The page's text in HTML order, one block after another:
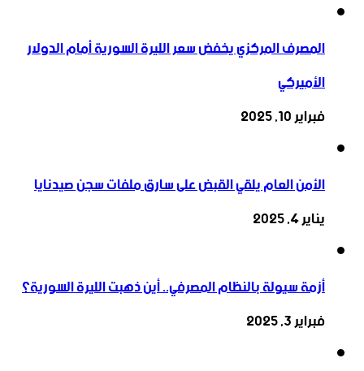
المصرف المركزي يخفض سعر الليرة السورية أمام الدولار
الأميركي
فبراير 10, 2025
الأمن العام يلقي القبض على سارق ملفات سجن صيدنايا
يناير 4, 2025
أزمة سيولة بالنظام المصرفي.. أين ذهبت الليرة السورية؟
فبراير 3, 2025